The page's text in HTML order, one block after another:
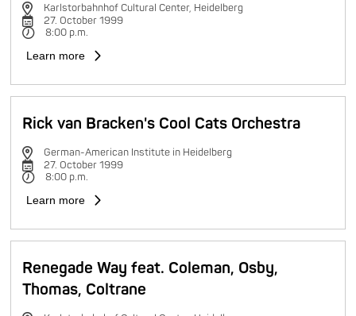
Karlstorbahnhof Cultural Center, Heidelberg
27. October 1999
8:00 p.m.
Learn more
Rick van Bracken's Cool Cats Orchestra
German-American Institute in Heidelberg
27. October 1999
8:00 p.m.
Learn more
Renegade Way feat. Coleman, Osby,
Thomas, Coltrane